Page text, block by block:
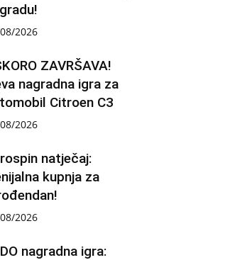
2026
ZAVRŠAVA!
nagradna igra za
Citroen C3
2026
natječaj:
kupnja za
2026
nagradna igra: